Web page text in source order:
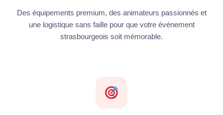
Des équipements premium, des animateurs passionnés et
une logistique sans faille pour que votre événement
strasbourgeois soit mémorable.